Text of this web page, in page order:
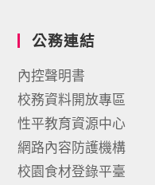
公務連結
內控聲明書
校務資料開放專區
性平教育資源中心
網路內容防護機構
校園食材登錄平臺